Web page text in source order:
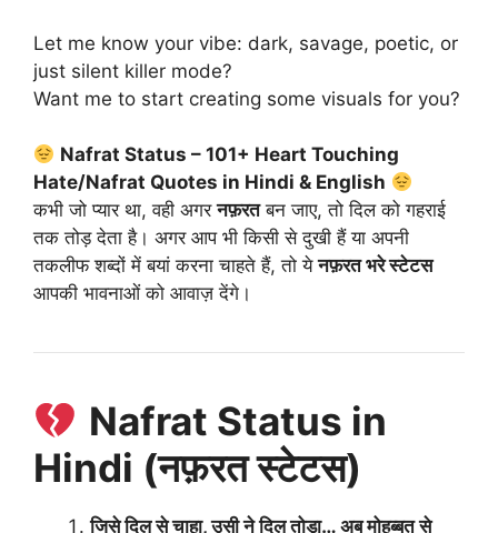
Let me know your vibe: dark, savage, poetic, or
just silent killer mode?
Want me to start creating some visuals for you?
Nafrat Status – 101+ Heart Touching
Hate/Nafrat Quotes in Hindi & English
कभी जो प्यार था, वही अगरनफ़रतबन जाए, तो दिल को गहराई
तक तोड़ देता है। अगर आप भी किसी से दुखी हैं या अपनी
तकलीफ शब्दों में बयां करना चाहते हैं, तो येनफ़रत भरे स्टेटस
आपकी भावनाओं को आवाज़ देंगे।
Nafrat Status in
Hindi (नफ़रत स्टेटस)
जिसे दिल से चाहा, उसी ने दिल तोड़ा… अब मोहब्बत से